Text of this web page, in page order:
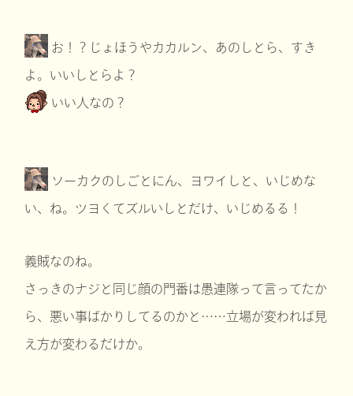
お！？じょほうやカカルン、あのしとら、すき
よ。いいしとらよ？
いい人なの？
ソーカクのしごとにん、ヨワイしと、いじめな
い、ね。ツヨくてズルいしとだけ、いじめるる！
義賊なのね。
さっきのナジと同じ顔の門番は愚連隊って言ってたか
ら、悪い事ばかりしてるのかと……立場が変われば見
え方が変わるだけか。